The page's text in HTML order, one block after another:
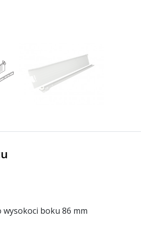
wysokoci boku 86 mm